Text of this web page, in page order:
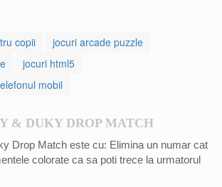
copii
jocuri arcade puzzle
jocuri html5
mobil
& DUKY DROP MATCH
Drop Match este cu: Elimina un numar cat
colorate ca sa poti trece la urmatorul